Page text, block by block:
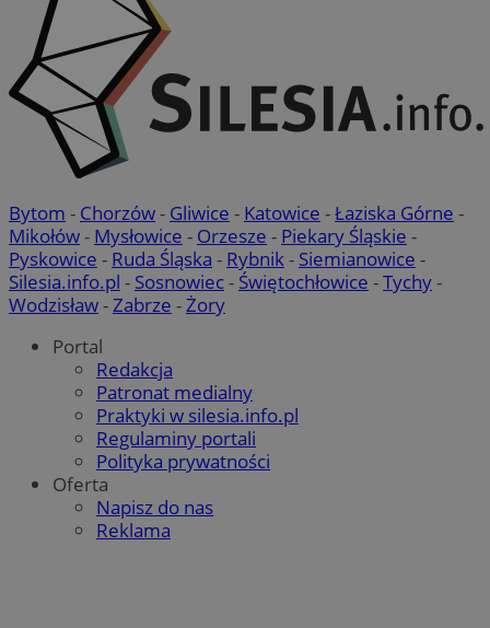
Bytom - Chorzów- Gliwice - Katowice -Łaziska Górne -
Mikołów- Mysłowice - Orzesze - Piekary Śląskie -
Pyskowice - Ruda Śląska - Rybnik- Siemianowice -
Silesia.info.pl - Sosnowiec- Świętochłowice -Tychy-
Wodzisław-Zabrze -Żory
Portal
Redakcja
Patronat medialny
Praktyki w silesia.info.pl
Regulaminy portali
Polityka prywatności
Oferta
Napisz do nas
Reklama